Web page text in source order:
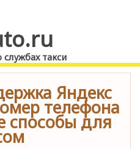
такси
Яндекс
телефона
способы для